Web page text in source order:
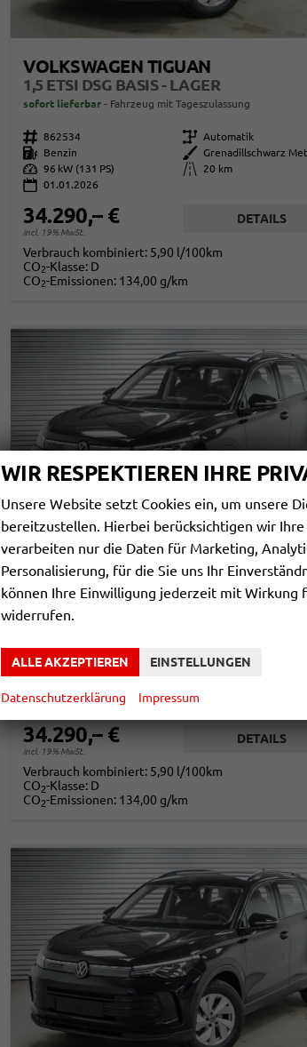
VOLKSWAGEN TIGUAN
1,5 ETSI DSG BASIS - LAGER
sofort lieferbar Fahrzeug mit Tageszulassung
Fahrzeugnr. 862534 Getriebe Automatik
Kraftstoff
Benzin Außenfarbe
Leistung 96 kW (131 PS) Kilometerstand
20 km
01.01.2026
34.290,– €
incl. 19% MwSt.
DETAILS
Verbrauch kombiniert: 5,90 l/100km
CO2-Klasse: D
CO2-Emissionen: 134,00 g/km
VOLKSWAGEN TIGUAN
1,5 ETSI DSG BASIS - LAGER
sofort lieferbar
Fahrzeugnr. 863966 Getriebe Automatik
01.03.2026
34.290,– €
incl. 19% MwSt.
DETAILS
Verbrauch kombiniert: 5,90 l/100km
CO2-Klasse: D
CO2-Emissionen: 134,00 g/km
WIR RESPEKTIEREN IHRE
Unsere Website setzt Cookies ein, um unsere
bereitzustellen. Hierbei berücksichtigen wir Ihre
verarbeiten nur die Daten für Marketing,
Personalisierung, für die Sie uns Ihr
können Ihre Einwilligung jederzeit mit Wirkung
widerrufen.
ALLE AKZEPTIEREN EINSTELLUNGEN
Datenschutzerklärung Impressum